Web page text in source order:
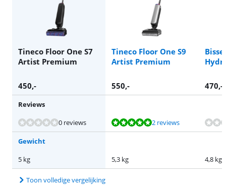
Tineco Floor One S7
Artist Premium
Tineco Floor One S9
Artist Premium
450,- 550,- 470,-
Reviews
0 reviews
Beoordeling is 9,5 van de 10, gebaseerd op 2 reviews.2 reviews
Beoordeling is 8,6 van de 10, gebaseerd op 51 reviews.
Gewicht
5 kg
5,3 kg 4,8 kg
Toon volledige vergelijking